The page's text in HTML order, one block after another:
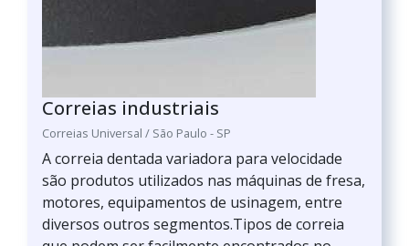
Correias industriais
Correias Universal / São Paulo - SP
A correia dentada variadora para velocidade
são produtos utilizados nas máquinas de fresa,
motores, equipamentos de usinagem, entre
diversos outros segmentos.Tipos de correia